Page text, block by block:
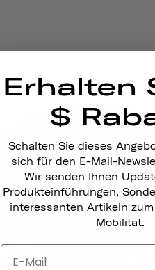
Erhalten
$
Schalten Sie dieses
sich für den E-Mail-
Wir senden Ihnen
Produkteinführungen,
interessanten Artikeln
Mobilität.